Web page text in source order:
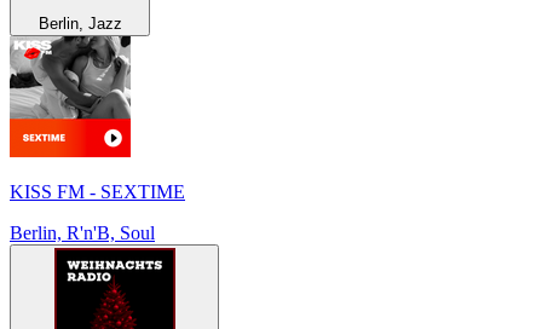
Berlin, Jazz
KISS FM - SEXTIME
Berlin, R'n'B, Soul